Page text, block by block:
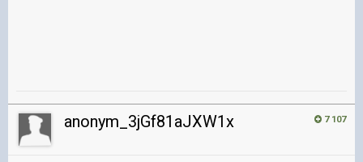
7 107
anonym_3jGf81aJXW1x